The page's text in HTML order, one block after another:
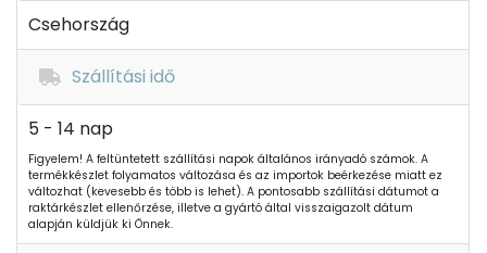
Csehország
Szállítási idő
5 - 14 nap
Figyelem! A feltüntetett szállítási napok általános irányadó számok. A
termékkészlet folyamatos változása és az importok beérkezése miatt ez
változhat (kevesebb és több is lehet). A pontosabb szállítási dátumot a
raktárkészlet ellenőrzése, illetve a gyártó által visszaigazolt dátum
alapján küldjük ki Önnek.